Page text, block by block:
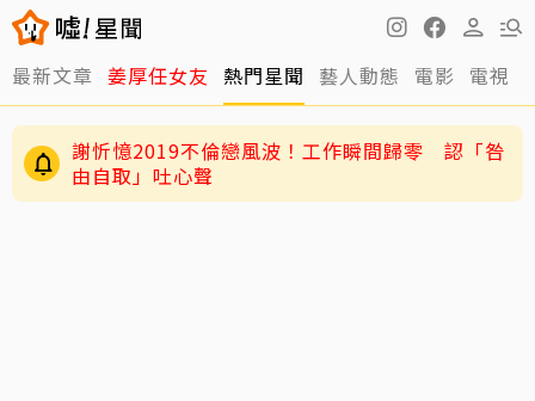
最新文章 姜厚任女友 熱門星聞 藝人動態 電影 電視
老高與小茉新片「AI圖片也沒了」全程黑底白
字 網驚：直接變Podcast
謝忻憶2019不倫戀風波！工作瞬間歸零 認「咎
由自取」吐心聲